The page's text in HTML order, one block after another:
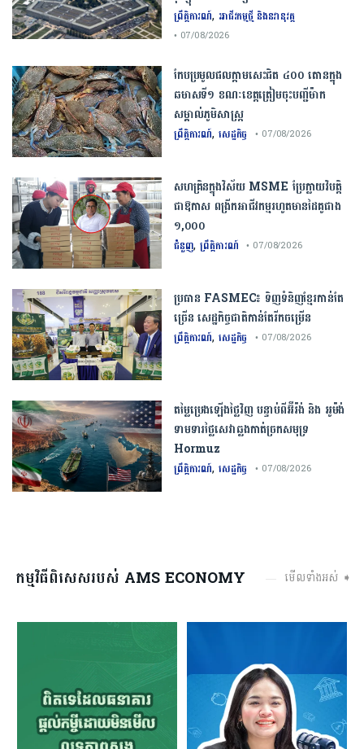
ព្រឹត្តិការណ៍, អាជីវកម្មថ្មី និងនវានុវត្ត
• 07/08/2026
កែប​ប្រមូល​ផល​ក្តាម​សេះ​ជិត​ ​៤០០ ​តោន​ក្នុង​
ឆមាស​ទី​១​ ​ខណៈ​ខេត្ត​ត្រៀម​ចុះបញ្ជី​ម៉ាក​
សម្គាល់​ភូមិសាស្ត្រ​
ព្រឹត្តិការណ៍, សេដ្ឋកិច្ច • 07/08/2026
សហគ្រិនក្នុងវិស័យ MSME ប្រែក្លាយវិបត្តិ
ជាឱកាស ពង្រីកអាជីវកម្មរហូតមានដៃគូជាង
១,០០០
ជំនួញ,ព្រឹត្តិការណ៍ • 07/08/2026
ប្រធាន​​ ​FASMEC​៖​ ​ទិញ​ទំនិញ​ខ្មែរ​កាន់តែ​
ច្រើន​ ​សេដ្ឋកិច្ច​ជាតិ​កាន់តែ​រីកចម្រើន​
ព្រឹត្តិការណ៍, សេដ្ឋកិច្ច • 07/08/2026
តម្លៃប្រេងឡើងថ្លៃវិញ បន្ទាប់ពីអ៊ីរ៉ង់ និង អូម៉ង់
ទាមទារថ្លៃសេវាឆ្លងកាត់ច្រកសមុទ្រ
Hormuz
ព្រឹត្តិការណ៍, សេដ្ឋកិច្ច • 07/08/2026
កម្មវិធីពិសេសរបស់ AMS ECONOMY មើលទាំងអស់ ➧